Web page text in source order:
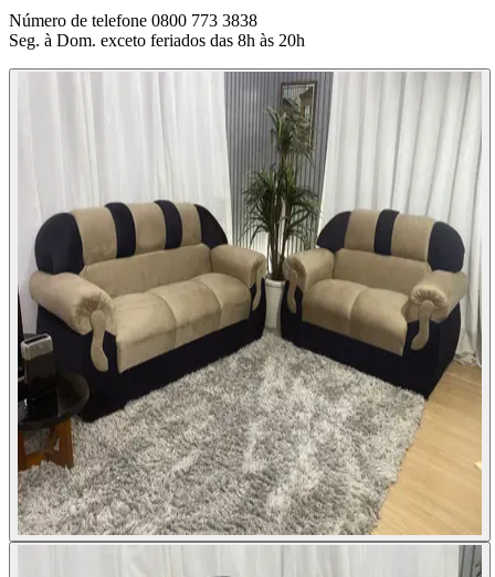
Número de telefone 0800 773 3838
Seg. à Dom. exceto feriados das 8h às 20h